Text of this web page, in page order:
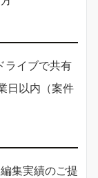
ライブで共有
日以内（案件
集実績のご提